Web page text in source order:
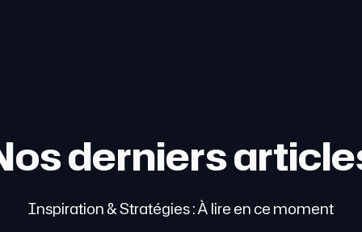
derniers
Inspiration & Stratégies : À lire en ce moment